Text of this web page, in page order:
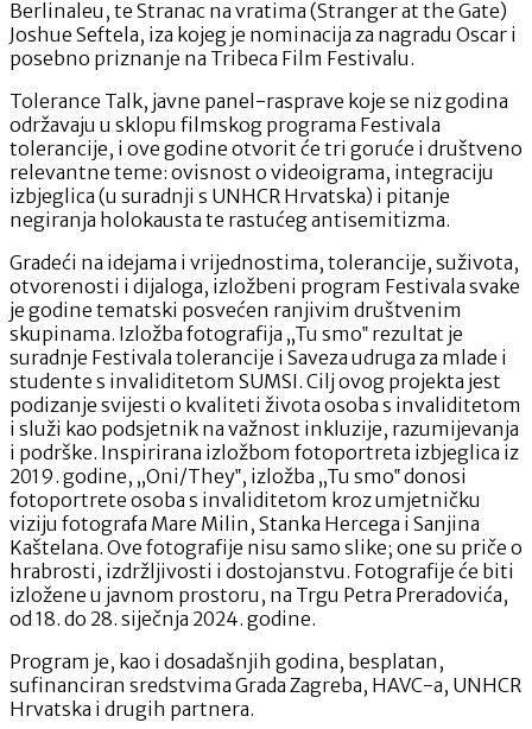
Berlinaleu, te Stranac na vratima (Stranger at the Gate)
Joshue Seftela, iza kojeg je nominacija za nagradu Oscar i
posebno priznanje na Tribeca Film Festivalu.
Tolerance Talk, javne panel-rasprave koje se niz godina
održavaju u sklopu filmskog programa Festivala
tolerancije, i ove godine otvorit će tri goruće i društveno
relevantne teme: ovisnost o videoigrama, integraciju
izbjeglica (u suradnji s UNHCR Hrvatska) i pitanje
negiranja holokausta te rastućeg antisemitizma.
Gradeći na idejama i vrijednostima, tolerancije, suživota,
otvorenosti i dijaloga, izložbeni program Festivala svake
je godine tematski posvećen ranjivim društvenim
skupinama. Izložba fotografija „Tu smo‟ rezultat je
suradnje Festivala tolerancije i Saveza udruga za mlade i
studente s invaliditetom SUMSI. Cilj ovog projekta jest
podizanje svijesti o kvaliteti života osoba s invaliditetom
i služi kao podsjetnik na važnost inkluzije, razumijevanja
i podrške. Inspirirana izložbom fotoportreta izbjeglica iz
2019. godine, „Oni/They‟, izložba „Tu smo‟ donosi
fotoportrete osoba s invaliditetom kroz umjetničku
viziju fotografa Mare Milin, Stanka Hercega i Sanjina
Kaštelana. Ove fotografije nisu samo slike; one su priče o
hrabrosti, izdržljivosti i dostojanstvu. Fotografije će biti
izložene u javnom prostoru, na Trgu Petra Preradovića,
od 18. do 28. siječnja 2024. godine.
Program je, kao i dosadašnjih godina, besplatan,
sufinanciran sredstvima Grada Zagreba, HAVC-a, UNHCR
Hrvatska i drugih partnera.